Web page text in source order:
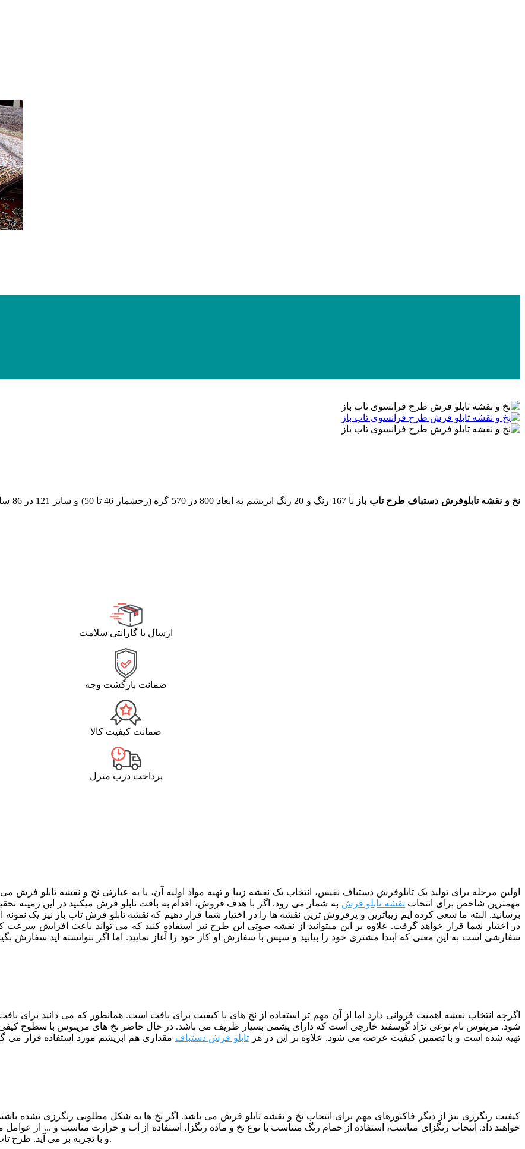
نخ و نقشه تابلوفرش دستباف طرح تاب باز با 167 رنگ و 20 رنگ ابریشم به ابعاد 800 در 570 گره (رجشمار 46 تا 50 )
و
ارسال با گارانتی سلامت
ضمانت بازگشت وجه
ضمانت کیفیت کالا
پرداخت درب منزل
اولین مرحله برای تولید یک تابلوفرش دستباف نفیس، انتخاب یک نقشه زیبا و تهیه مواد اولیه آن، یا به عبارتی نخ و نقشه تابلو
مهمترین شاخص برای انتخاب نقشه تابلو فرش به شمار می رود. اگر با هدف فروش، اقدام به بافت تابلو فرش میکنید در این زمینه
برسانید. البته ما سعی کرده ایم زیباترین و پرفروش ترین نقشه ها را در اختیار شما قرار دهیم که نقشه تابلو فرش تاب باز نیز یک
در اختیار شما قرار خواهد گرفت. علاوه بر این میتوانید از نقشه صوتی این طرح نیز استفاده کنید که می تواند باعث افزایش سرعت
سفارشی است به این معنی که ابتدا مشتری خود را بیابید و سپس با سفارش او کار خود را آغاز نمایید. اما اگر نتوانسته اید سفارش
اگرچه انتخاب نقشه اهمیت فروانی دارد اما از آن مهم تر استفاده از نخ های با کیفیت برای بافت است. همانطور که می دانید برای
شود. مرینوس نام نوعی نژاد گوسفند خارجی است که دارای پشمی بسیار ظریف می باشد. در حال حاضر نخ های مرینوس با سطوح کیفی
تهیه شده است و با تضمین کیفیت عرضه می شود. علاوه بر این در هر تابلو فرش دستباف مقداری هم ابریشم مورد استفاده قرار می
کیفیت رنگرزی نیز از دیگر فاکتورهای مهم برای انتخاب نخ و نقشه تابلو فرش می باشد. اگر نخ ها به شکل مطلوبی رنگرزی نشده
خواهند داد. انتخاب رنگزای مناسب، استفاده از حمام رنگ متناسب با نوع نخ و ماده رنگزا، استفاده از آب و حرارت مناسب و ... از
و با تجربه بر می آید. طرح تاب باز نیز توسط خبره ترین رنگرزها و با کیفیت عالی رنگرزی شده است.